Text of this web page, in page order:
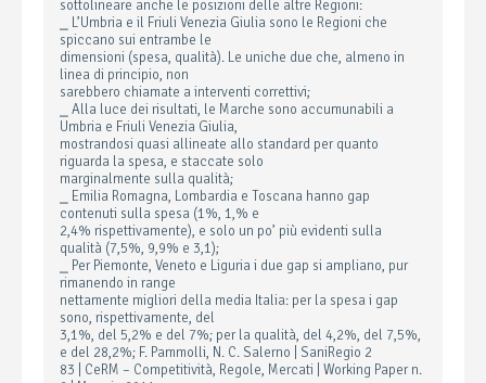
sottolineare anche le posizioni delle altre Regioni:
⎯ L’Umbria e il Friuli Venezia Giulia sono le Regioni che
spiccano sui entrambe le
dimensioni (spesa, qualità). Le uniche due che, almeno in
linea di principio, non
sarebbero chiamate a interventi correttivi;
⎯ Alla luce dei risultati, le Marche sono accumunabili a
Umbria e Friuli Venezia Giulia,
mostrandosi quasi allineate allo standard per quanto
riguarda la spesa, e staccate solo
marginalmente sulla qualità;
⎯ Emilia Romagna, Lombardia e Toscana hanno gap
contenuti sulla spesa (1%, 1,% e
2,4% rispettivamente), e solo un po’ più evidenti sulla
qualità (7,5%, 9,9% e 3,1);
⎯ Per Piemonte, Veneto e Liguria i due gap si ampliano, pur
rimanendo in range
nettamente migliori della media Italia: per la spesa i gap
sono, rispettivamente, del
3,1%, del 5,2% e del 7%; per la qualità, del 4,2%, del 7,5%,
e del 28,2%; F. Pammolli, N. C. Salerno | SaniRegio 2
83 | CeRM – Competitività, Regole, Mercati | Working Paper n.